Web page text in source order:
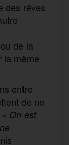
des rêves
de la
la même
entre
de ne
On est